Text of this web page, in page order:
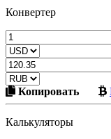
Конвертер
Копировать
в
Калькуляторы